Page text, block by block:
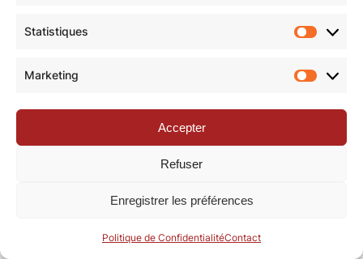
Statistiques
Marketing
Accepter
Refuser
Enregistrer les préférences
Politique de ConfidentialitéContact